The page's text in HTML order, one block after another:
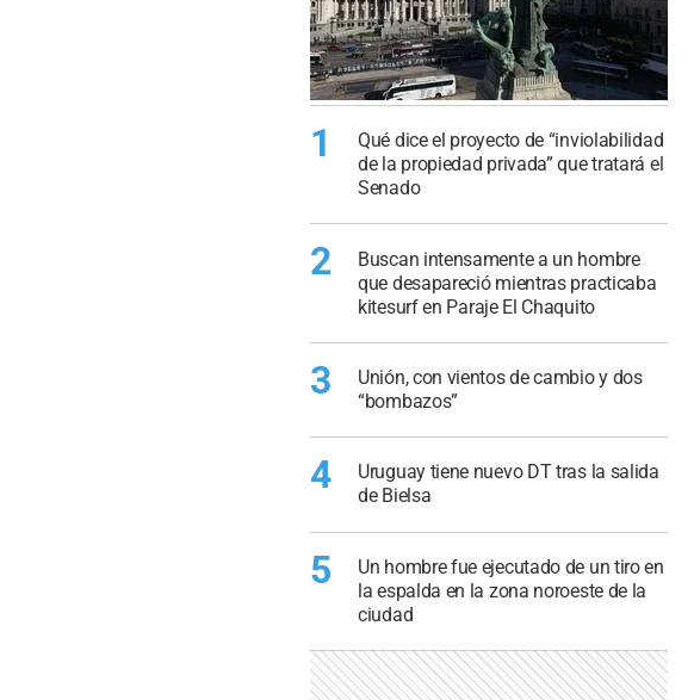
1
Qué dice el proyecto de “inviolabilidad
de la propiedad privada” que tratará el
Senado
2
Buscan intensamente a un hombre
que desapareció mientras practicaba
kitesurf en Paraje El Chaquito
3
Unión, con vientos de cambio y dos
“bombazos”
4
Uruguay tiene nuevo DT tras la salida
de Bielsa
5
Un hombre fue ejecutado de un tiro en
la espalda en la zona noroeste de la
ciudad